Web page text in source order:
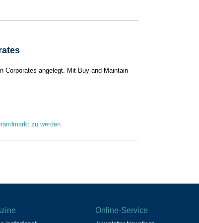
Corporates angelegt. Mit Buy-and-Maintain
zu werden
Online-Service